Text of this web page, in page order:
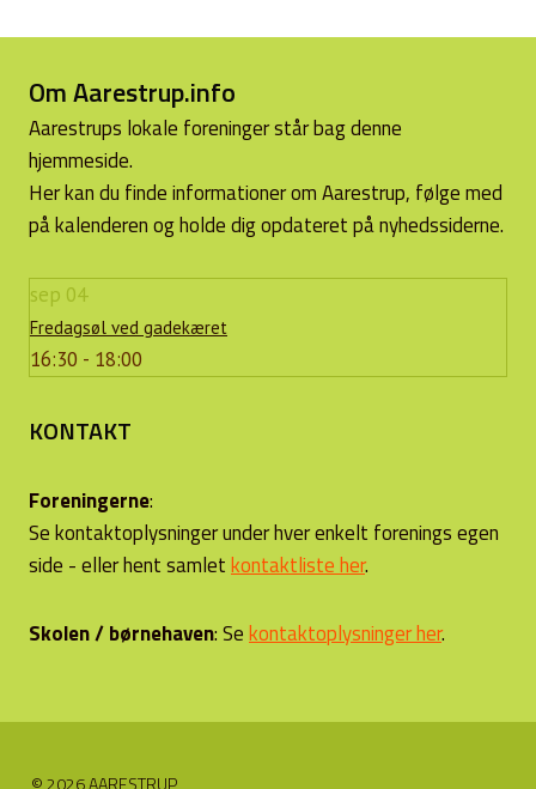
Om Aarestrup.info
Aarestrups lokale foreninger står bag denne
hjemmeside.
Her kan du finde informationer om Aarestrup, følge med
på kalenderen og holde dig opdateret på nyhedssiderne.
sep 04
Fredagsøl ved gadekæret
16:30 - 18:00
KONTAKT
Foreningerne:
Se kontaktoplysninger under hver enkelt forenings egen
side - eller hent samletkontaktliste her.
Skolen / børnehaven: Sekontaktoplysninger her.
© 2026 AARESTRUP